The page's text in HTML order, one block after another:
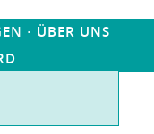
· ÜBER UNS